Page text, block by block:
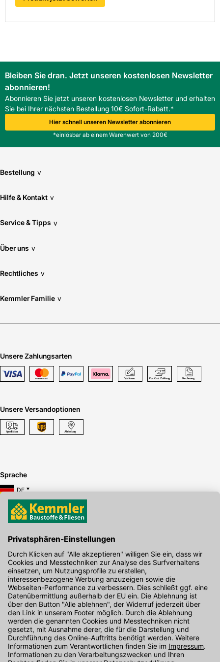
Die digitalen Lösungen von Kemmler mit Schnittstellen wie
effizienten Bestellprozess. Profitieren Sie von einem
Elektrisch/Funk (EF) mit meinem Designo R703 Fenster
kompatibel?
Ja, er ist kompatibel mit Designo R703 sowie mit den
Profilen R6 und R8.
Welche Versorgungsspannung benötigt der Roto ZRO
Die Versorgung erfolgt gemäß Herstellerangaben; Details in
der Montageanleitung.
Bleiben Sie dran. Jetzt unseren kostenlosen Newsletter
abonnieren!
Abonnieren Sie jetzt unseren kostenlosen Newsletter und erhalten
Sie bei Ihrer nächsten Bestellung 10€ Sofort-Rabatt.*
Hier schnell unseren Newsletter abonnieren
*einlösbar ab einem Warenwert von 200€
Bestellung v
Hilfe & Kontakt v
Service & Tipps v
Über uns v
Rechtliches v
Kemmler Familie v
Unsere Zahlungsarten
Unsere Versandoptionen
Sprache
DE
Hier gibt's die kostenlose App
Kontakt
Unser Onlineshop Team ist montags bis freitags von 08:00 - 17:00
Uhr unter der Telefonnummer07071 / 151-151für Sie erreichbar.
Alternativ können Sie unser Kontaktformular nutzen.